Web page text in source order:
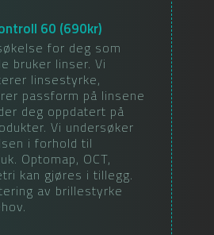
60 (690kr)
for deg som
bruker linser. Vi
linsestyrke,
passform på linsene
deg oppdatert på
Vi undersøker
i forhold til
Optomap, OCT,
kan gjøres i tillegg.
av brillestyrke